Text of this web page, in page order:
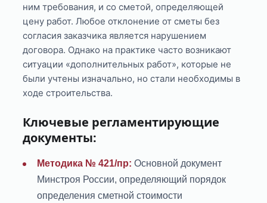
ним требования, и со сметой, определяющей
цену работ. Любое отклонение от сметы без
согласия заказчика является нарушением
договора. Однако на практике часто возникают
ситуации «дополнительных работ», которые не
были учтены изначально, но стали необходимы в
ходе строительства.
Ключевые регламентирующие
документы:
Методика № 421/пр: Основной документ
Минстроя России, определяющий порядок
определения сметной стоимости